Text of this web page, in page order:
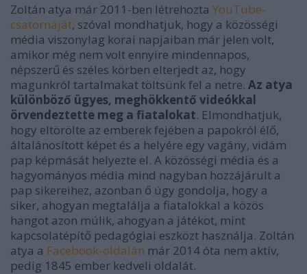
Zoltán atya már 2011-ben létrehozta YouTube-
csatornáját, szóval mondhatjuk, hogy a közösségi
média viszonylag korai napjaiban már jelen volt,
amikor még nem volt ennyire mindennapos,
népszerű és széles körben elterjedt az, hogy
magunkról tartalmakat töltsünk fel a netre. Az atya
különböző ügyes, meghökkentő videókkal
örvendeztette meg a fiatalokat. Elmondhatjuk,
hogy eltörölte az emberek fejében a papokról élő,
általánosított képet és a helyére egy vagány, vidám
pap képmását helyezte el. A közösségi média és a
hagyományos média mind nagyban hozzájárult a
pap sikereihez, azonban ő úgy gondolja, hogy a
siker, ahogyan megtalálja a fiatalokkal a közös
hangot azon múlik, ahogyan a játékot, mint
kapcsolatépítő pedagógiai eszközt használja. Zoltán
atya a Facebook-oldalán már 2014 óta nem aktív,
pedig 1845 ember kedveli oldalát.